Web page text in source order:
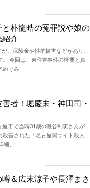
朴龍晧の冤罪説や娘の
紹介
、保険金や性的被害などがあり、
今回は、東住吉事件の概要と真
めぐみ
者！堀慶末・神田司・
屋市で当時31歳の磯谷利恵さんが
害された「名古屋闇サイト殺人
細、
＆広末涼子や長澤まさ